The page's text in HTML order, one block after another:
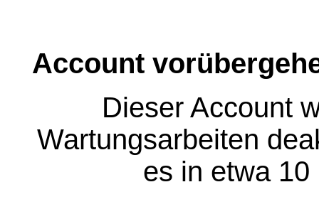
Account
Dieser Account
Wartungsarbeiten
es in etwa